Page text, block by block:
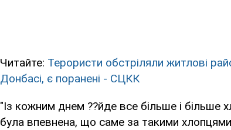
Читайте: Терористи обстріляли житлові
Донбасі, є поранені - СЦКК
"Із кожним днем ??йде все більше і більше
була впевнена, що саме за такими